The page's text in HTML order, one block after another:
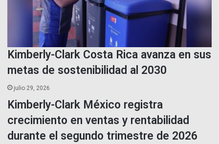
Kimberly-Clark Costa Rica avanza en sus
metas de sostenibilidad al 2030
julio 29, 2026
Kimberly-Clark México registra
crecimiento en ventas y rentabilidad
durante el segundo trimestre de 2026